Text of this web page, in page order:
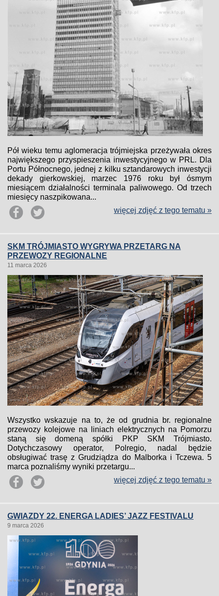
Pół wieku temu aglomeracja trójmiejska przeżywała okres
największego przyspieszenia inwestycyjnego w PRL. Dla
Portu Północnego, jednej z kilku sztandarowych inwestycji
dekady gierkowskiej, marzec 1976 roku był ósmym
miesiącem działalności terminala paliwowego. Od trzech
miesięcy naszpikowana...
więcej zdjęć z tego tematu »
SKM TRÓJMIASTO WYGRYWA PRZETARG NA
PRZEWOZY REGIONALNE
11 marca 2026
Wszystko wskazuje na to, że od grudnia br. regionalne
przewozy kolejowe na liniach elektrycznych na Pomorzu
staną się domeną spółki PKP SKM Trójmiasto.
Dotychczasowy operator, Polregio, nadal będzie
obsługiwać trasę z Grudziądza do Malborka i Tczewa. 5
marca poznaliśmy wyniki przetargu...
więcej zdjęć z tego tematu »
GWIAZDY 22. ENERGA LADIES’ JAZZ FESTIVALU
9 marca 2026